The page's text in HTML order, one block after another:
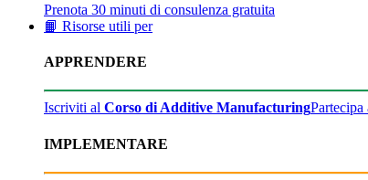
Prenota 30 minuti di consulenza gratuita
📙 Risorse utili per
APPRENDERE
Iscriviti al Corso di Additive ManufacturingPartecipa
IMPLEMENTARE